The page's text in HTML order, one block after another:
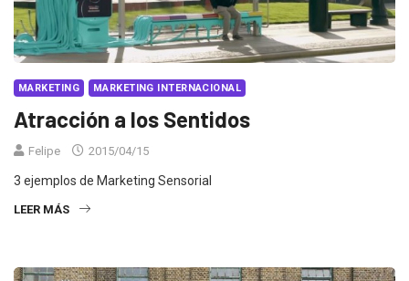
MARKETING MARKETING INTERNACIONAL
Atracción a los Sentidos
Felipe 2015/04/15
3 ejemplos de Marketing Sensorial
LEER MÁS